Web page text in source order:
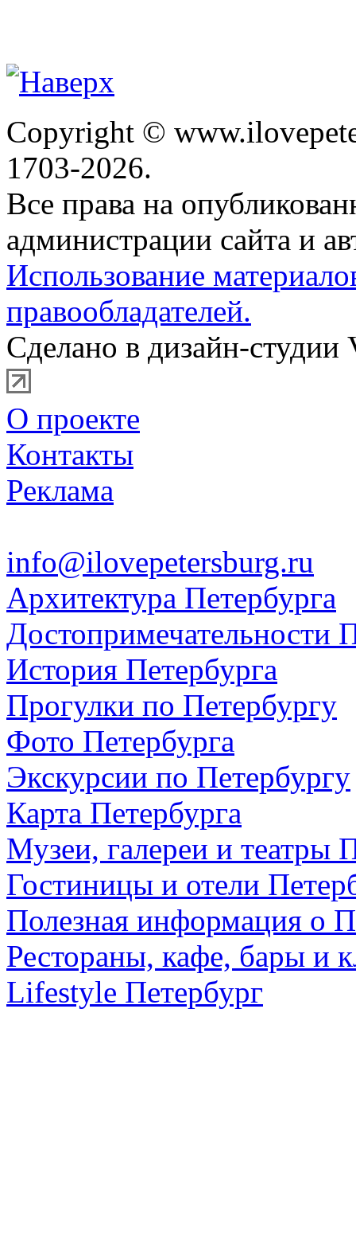
Copyright ©
1703-2026.
Все права на
администрации сайта и
Использование
правообладателей.
Сделано в дизайн-студии
О проекте
Контакты
Реклама
info@ilovepetersburg.ru
Архитектура Петербурга
Достопримечательности
История Петербурга
Прогулки по Петербургу
Фото Петербурга
Экскурсии по Петербургу
Карта Петербурга
Музеи, галереи и театры
Гостиницы и отели
Полезная информация о
Рестораны, кафе, бары и
Lifestyle Петербург